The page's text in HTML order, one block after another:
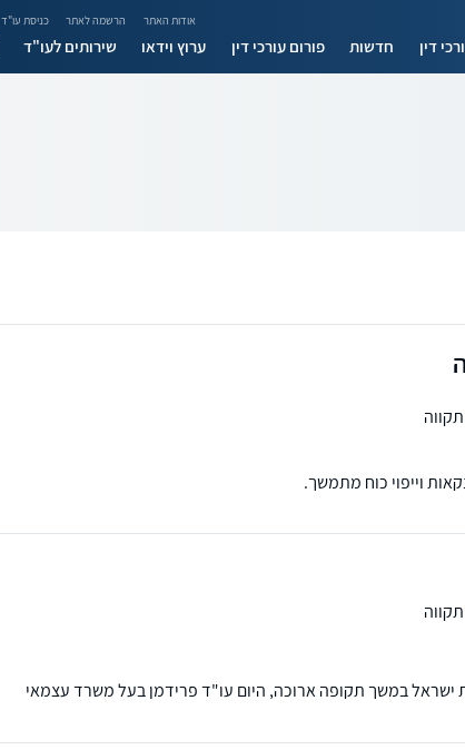
אודות האתר הרשמה לאתר כניסת עו"ד
דין חדשות פורום עורכי דין ערוץ וידאו שירותים לעו"ד
ישראל במשך תקופה ארוכה, היום עו"ד פרידמן בעל משרד עצמאי